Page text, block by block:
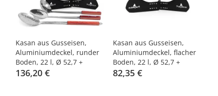
-25%
Kasan aus Gusseisen,
Aluminiumdeckel, runder
Boden, 22 l, Ø 52,7 +
Untersetzer + Lagan Ø 42
136,20 €
-25%
Kasan aus Gusseisen,
Aluminiumdeckel, flacher
Boden, 22 l, Ø 52,7 +
Untergestell + Griff +
82,35 €